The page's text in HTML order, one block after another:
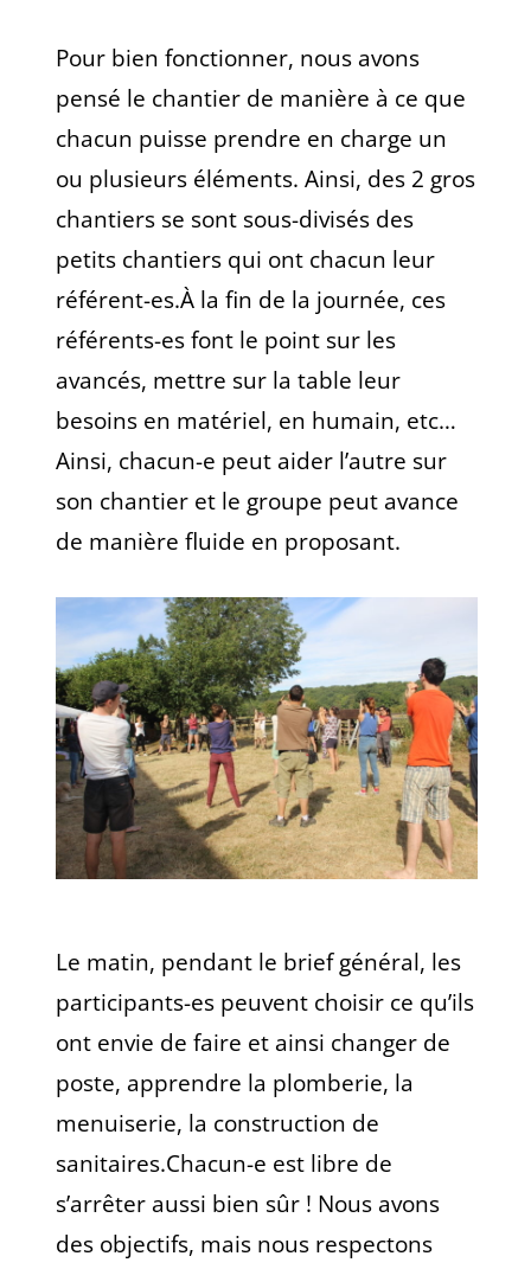
Pour bien fonctionner, nous avons
pensé le chantier de manière à ce que
chacun puisse prendre en charge un
ou plusieurs éléments. Ainsi, des 2 gros
chantiers se sont sous-divisés des
petits chantiers qui ont chacun leur
référent-es.À la fin de la journée, ces
référents-es font le point sur les
avancés, mettre sur la table leur
besoins en matériel, en humain, etc…
Ainsi, chacun-e peut aider l’autre sur
son chantier et le groupe peut avance
de manière fluide en proposant.
Le matin, pendant le brief général, les
participants-es peuvent choisir ce qu’ils
ont envie de faire et ainsi changer de
poste, apprendre la plomberie, la
menuiserie, la construction de
sanitaires.Chacun-e est libre de
s’arrêter aussi bien sûr ! Nous avons
des objectifs, mais nous respectons